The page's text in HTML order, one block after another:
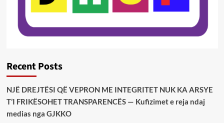
Recent Posts
NJË DREJTËSI QË VEPRON ME INTEGRITET NUK KA ARSYE
T’I FRIKËSOHET TRANSPARENCËS — Kufizimet e reja ndaj
medias nga GJKKO